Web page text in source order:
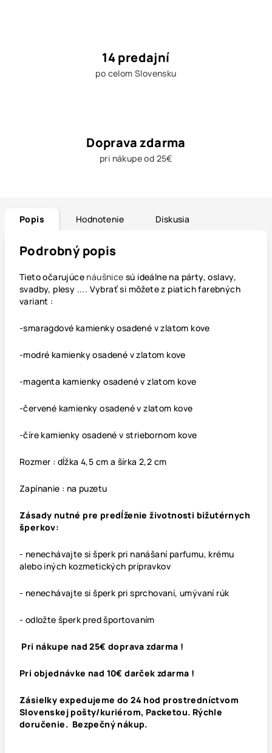
14 predajní
po celom Slovensku
Doprava zdarma
pri nákupe od 25€
Popis Hodnotenie Diskusia
Podrobný popis
Tieto očarujúce náušnicesú ideálne na párty, oslavy,
svadby, plesy .... Vybrať si môžete z piatich farebných
variant :
-smaragdové kamienky osadené v zlatom kove
-modré kamienky osadené v zlatom kove
-magenta kamienky osadené v zlatom kove
-červené kamienky osadené v zlatom kove
-číre kamienky osadené v striebornom kove
Rozmer : dĺžka 4,5 cm a šírka 2,2 cm
Zapínanie : na puzetu
Zásady nutné pre predĺženie životnosti bižutérnych
šperkov:
- nenechávajte si šperk pri nanášaní parfumu, krému
alebo iných kozmetických prípravkov
- nenechávajte si šperk pri sprchovaní, umývaní rúk
- odložte šperk pred športovaním
Pri nákupe nad 25€ doprava zdarma !
Pri objednávke nad 10€ darček zdarma !
Zásielky expedujeme do 24 hod prostredníctvom
Slovenskej pošty/kuriérom, Packetou. Rýchle
doručenie. Bezpečný nákup.